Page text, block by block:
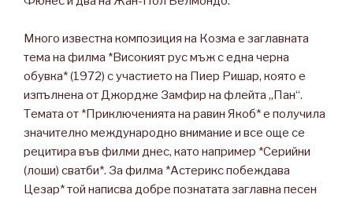
Много известна композиция на Козма е заглавната
тема на филма *Високият рус мъж с една черна
обувка* (1972) с участието на Пиер Ришар, която е
изпълнена от Джордже Замфир на флейта „Пан“.
Темата от *Приключенията на равин Якоб* е получила
значително международно внимание и все още се
рецитира във филми днес, като например *Серийни
(лоши) сватби*. За филма *Астерикс побеждава
Цезар* той написва добре познатата заглавна песен